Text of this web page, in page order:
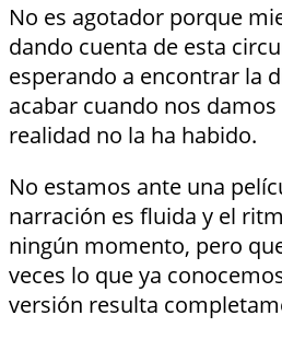
No es agotador porque
dando cuenta de esta
esperando a encontrar la
acabar cuando nos
realidad no la ha habido.
No estamos ante una
narración es fluida y el
ningún momento, pero
veces lo que ya
versión resulta